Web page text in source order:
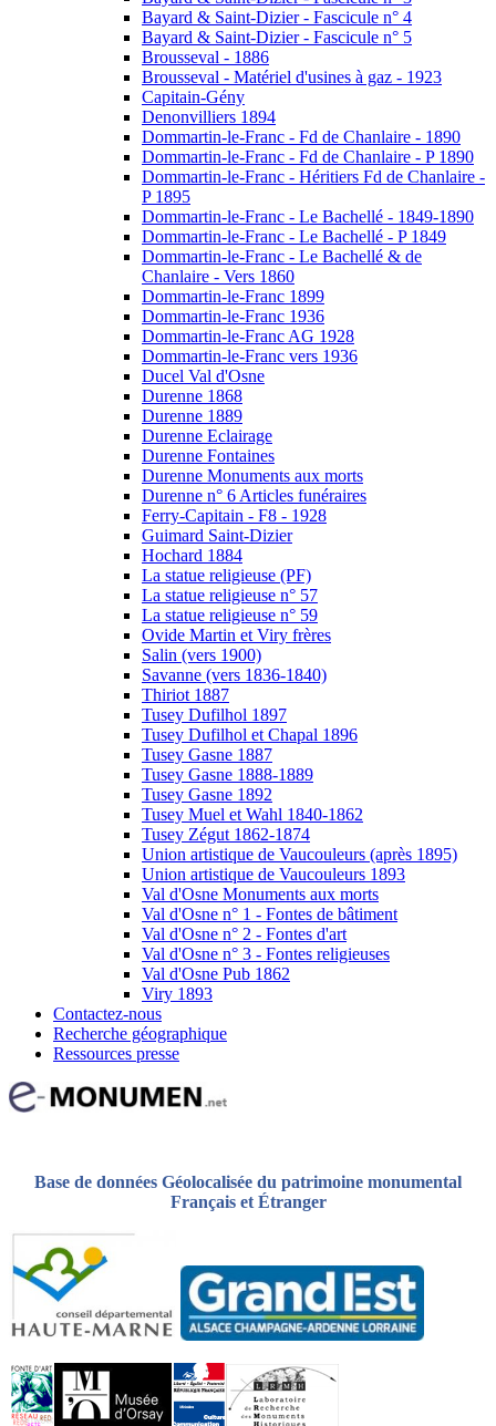
Bayard & Saint-Dizier - Fascicule n° 4
Bayard & Saint-Dizier - Fascicule n° 5
Brousseval - 1886
Brousseval - Matériel d'usines à gaz - 1923
Capitain-Gény
Denonvilliers 1894
Dommartin-le-Franc - Fd de Chanlaire - 1890
Dommartin-le-Franc - Fd de Chanlaire - P 1890
Dommartin-le-Franc - Héritiers Fd de Chanlaire -
P 1895
Dommartin-le-Franc - Le Bachellé - 1849-1890
Dommartin-le-Franc - Le Bachellé - P 1849
Dommartin-le-Franc - Le Bachellé & de
Chanlaire - Vers 1860
Dommartin-le-Franc 1899
Dommartin-le-Franc 1936
Dommartin-le-Franc AG 1928
Dommartin-le-Franc vers 1936
Ducel Val d'Osne
Durenne 1868
Durenne 1889
Durenne Eclairage
Durenne Fontaines
Durenne Monuments aux morts
Durenne n° 6 Articles funéraires
Ferry-Capitain - F8 - 1928
Guimard Saint-Dizier
Hochard 1884
La statue religieuse (PF)
La statue religieuse n° 57
La statue religieuse n° 59
Ovide Martin et Viry frères
Salin (vers 1900)
Savanne (vers 1836-1840)
Thiriot 1887
Tusey Dufilhol 1897
Tusey Dufilhol et Chapal 1896
Tusey Gasne 1887
Tusey Gasne 1888-1889
Tusey Gasne 1892
Tusey Muel et Wahl 1840-1862
Tusey Zégut 1862-1874
Union artistique de Vaucouleurs (après 1895)
Union artistique de Vaucouleurs 1893
Val d'Osne Monuments aux morts
Val d'Osne n° 1 - Fontes de bâtiment
Val d'Osne n° 2 - Fontes d'art
Val d'Osne n° 3 - Fontes religieuses
Val d'Osne Pub 1862
Viry 1893
Contactez-nous
Recherche géographique
Ressources presse
Base de données Géolocalisée du patrimoine monumental
Français et Étranger